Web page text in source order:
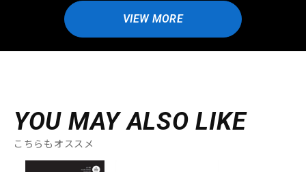
VIEW MORE
YOU MAY ALSO LIKE
こちらもオススメ